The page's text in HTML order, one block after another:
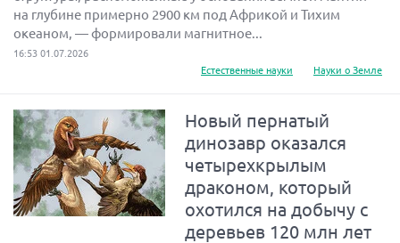
на глубине примерно 2900 км под Африкой и Тихим
океаном, — формировали магнитное...
16:53 01.07.2026
Естественные науки
Науки о Земле
Новый пернатый
динозавр оказался
четырехкрылым
драконом, который
охотился на добычу с
деревьев 120 млн лет